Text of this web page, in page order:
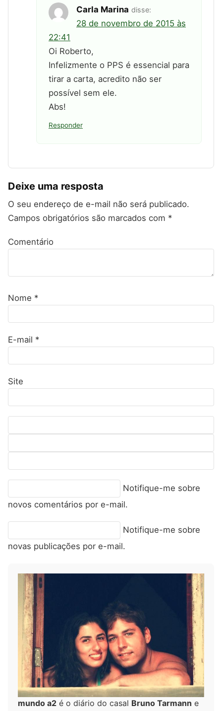
Carla Marina disse:
28 de novembro de 2015 às
22:41
Oi Roberto,
Infelizmente o PPS é essencial para
tirar a carta, acredito não ser
possível sem ele.
Abs!
Responder
Deixe uma resposta
O seu endereço de e-mail não será publicado.
Campos obrigatórios são marcados com *
Comentário
Nome *
E-mail *
Site
Notifique-me sobre
novos comentários por e-mail.
Notifique-me sobre
novas publicações por e-mail.
mundo a2 é o diário do casal Bruno Tarmann e